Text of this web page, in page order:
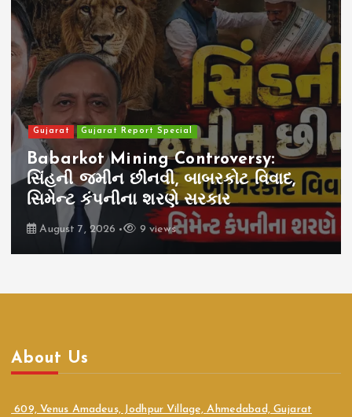
Gujarat Gujarat Report Special
Babarkot Mining Controversy:
સિંહની જમીન છીનવી, બાબરકોટ વિવાદ,
સિમેન્ટ કંપનીના શરણે સરકાર
August 7, 2026 9 views
About Us
609, Venus Amadeus, Jodhpur Village, Ahmedabad, Gujarat